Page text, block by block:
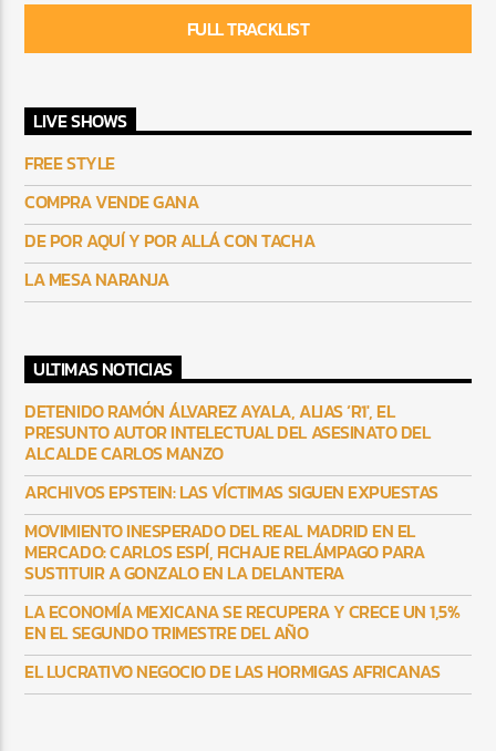
FULL TRACKLIST
LIVE SHOWS
FREE STYLE
COMPRA VENDE GANA
DE POR AQUÍ Y POR ALLÁ CON TACHA
LA MESA NARANJA
ULTIMAS NOTICIAS
DETENIDO RAMÓN ÁLVAREZ AYALA, ALIAS ‘R1′, EL
PRESUNTO AUTOR INTELECTUAL DEL ASESINATO DEL
ALCALDE CARLOS MANZO
ARCHIVOS EPSTEIN: LAS VÍCTIMAS SIGUEN EXPUESTAS
MOVIMIENTO INESPERADO DEL REAL MADRID EN EL
MERCADO: CARLOS ESPÍ, FICHAJE RELÁMPAGO PARA
SUSTITUIR A GONZALO EN LA DELANTERA
LA ECONOMÍA MEXICANA SE RECUPERA Y CRECE UN 1,5%
EN EL SEGUNDO TRIMESTRE DEL AÑO
EL LUCRATIVO NEGOCIO DE LAS HORMIGAS AFRICANAS